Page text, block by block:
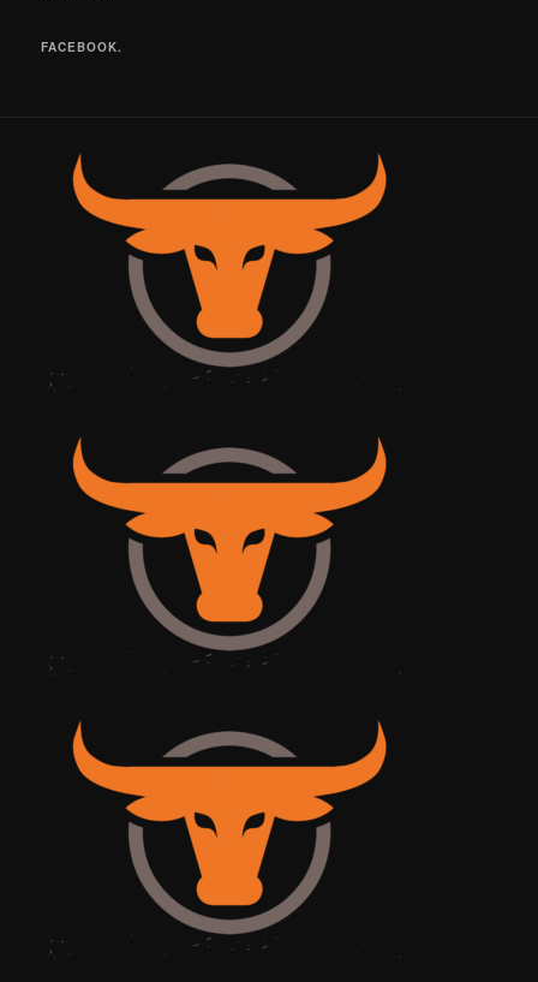
FACEBOOK.